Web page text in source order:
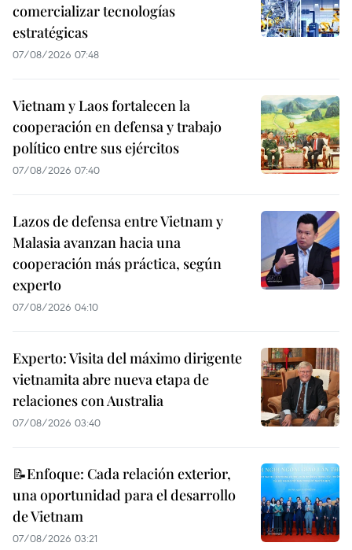
comercializar tecnologías
estratégicas
07/08/2026 07:48
Vietnam y Laos fortalecen la
cooperación en defensa y trabajo
político entre sus ejércitos
07/08/2026 07:40
Lazos de defensa entre Vietnam y
Malasia avanzan hacia una
cooperación más práctica, según
experto
07/08/2026 04:10
Experto: Visita del máximo dirigente
vietnamita abre nueva etapa de
relaciones con Australia
07/08/2026 03:40
📝Enfoque: Cada relación exterior,
una oportunidad para el desarrollo
de Vietnam
07/08/2026 03:21